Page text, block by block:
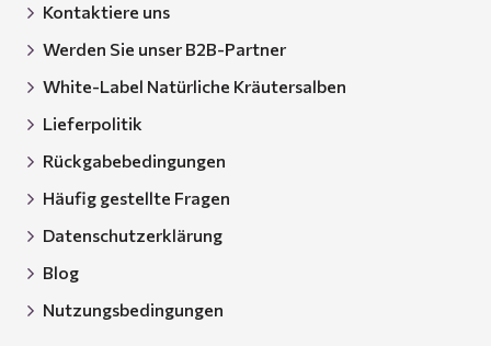
Kontaktiere uns
Werden Sie unser B2B-Partner
White-Label Natürliche Kräutersalben
Lieferpolitik
Rückgabebedingungen
Häufig gestellte Fragen
Datenschutzerklärung
Blog
Nutzungsbedingungen